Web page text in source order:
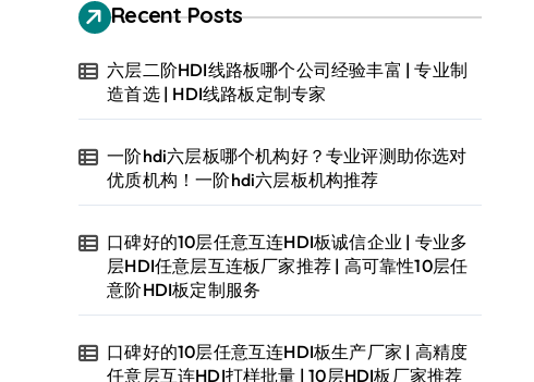
Recent Posts
六层二阶HDI线路板哪个公司经验丰富 | 专业制
造首选 | HDI线路板定制专家
一阶hdi六层板哪个机构好？专业评测助你选对
优质机构！一阶hdi六层板机构推荐
口碑好的10层任意互连HDI板诚信企业 | 专业多
层HDI任意层互连板厂家推荐 | 高可靠性10层任
意阶HDI板定制服务
口碑好的10层任意互连HDI板生产厂家 | 高精度
任意层互连HDI打样批量 | 10层HDI板厂家推荐